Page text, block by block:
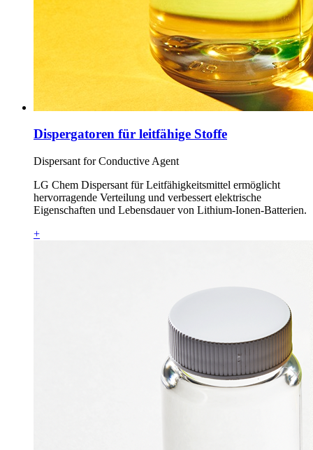
Dispergatoren für leitfähige Stoffe
Dispersant for Conductive Agent
LG Chem Dispersant für Leitfähigkeitsmittel ermöglicht
hervorragende Verteilung und verbessert elektrische
Eigenschaften und Lebensdauer von Lithium-Ionen-Batterien.
+